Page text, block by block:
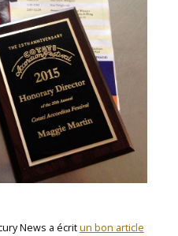
News a écritun bon article